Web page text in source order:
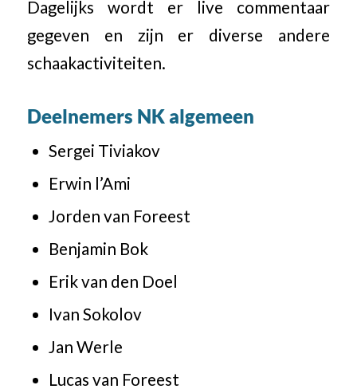
Dagelijks wordt er live commentaar
gegeven en zijn er diverse andere
schaakactiviteiten.
Deelnemers NK algemeen
Sergei Tiviakov
Erwin l’Ami
Jorden van Foreest
Benjamin Bok
Erik van den Doel
Ivan Sokolov
Jan Werle
Lucas van Foreest